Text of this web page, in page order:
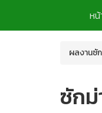
หน้
ผลงานซั
ซักม่